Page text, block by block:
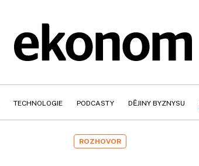
TECHNOLOGIE PODCASTY DĚJINY BYZNYSU
ROZHOVOR